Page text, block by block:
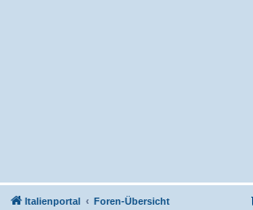
Italienportal Foren-Übersicht